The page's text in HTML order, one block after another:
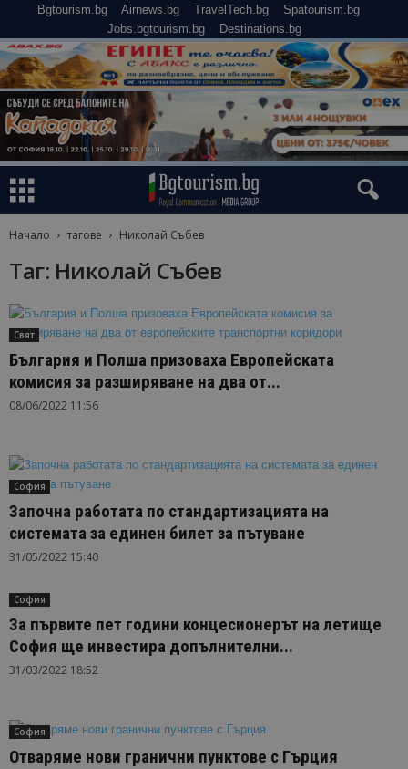
Bgtourism.bg Airnews.bg TravelTech.bg
Spatourism.bg
Jobs.bgtourism.bg
Destinations.bg
Начало тагове Николай Събев
Таг: Николай Събев
Свят
България и Полша призоваха Европейската
комисия за разширяване на два от...
08/06/2022 11:56
София
Започна работата по стандартизацията на
системата за единен билет за пътуване
31/05/2022 15:40
София
За първите пет години концесионерът на летище
София ще инвестира допълнителни...
31/03/2022 18:52
София
Отваряме нови гранични пунктове с Гърция